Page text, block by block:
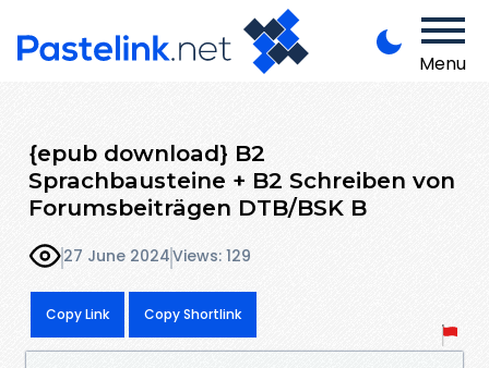
Menu
{epub download} B2
Sprachbausteine + B2 Schreiben von
Forumsbeiträgen DTB/BSK B
27 June 2024Views: 129
Copy Link Copy Shortlink